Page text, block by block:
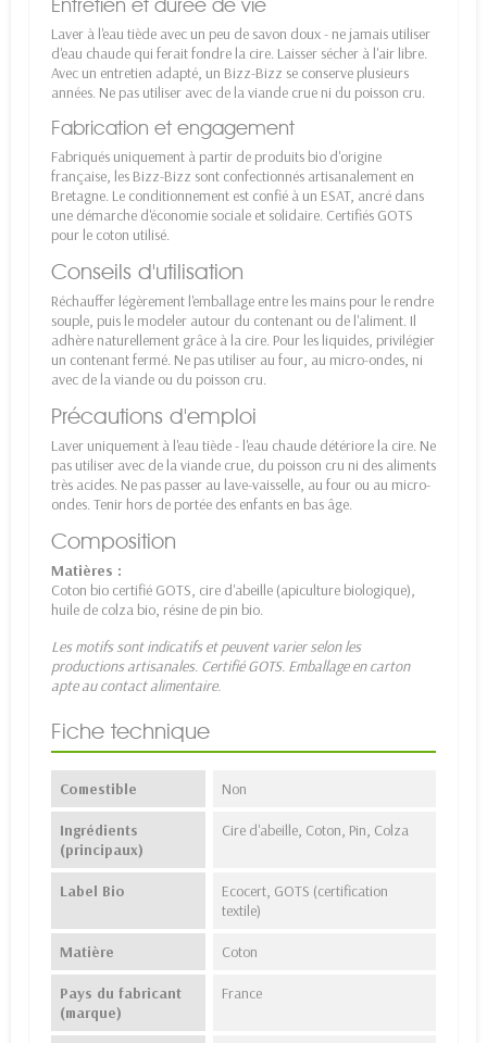
Entretien et durée de vie
Laver à l'eau tiède avec un peu de savon doux - ne jamais utiliser
d'eau chaude qui ferait fondre la cire. Laisser sécher à l'air libre.
Avec un entretien adapté, un Bizz-Bizz se conserve plusieurs
années. Ne pas utiliser avec de la viande crue ni du poisson cru.
Fabrication et engagement
Fabriqués uniquement à partir de produits bio d'origine
française, les Bizz-Bizz sont confectionnés artisanalement en
Bretagne. Le conditionnement est confié à un ESAT, ancré dans
une démarche d'économie sociale et solidaire. Certifiés GOTS
pour le coton utilisé.
Conseils d'utilisation
Réchauffer légèrement l'emballage entre les mains pour le rendre
souple, puis le modeler autour du contenant ou de l'aliment. Il
adhère naturellement grâce à la cire. Pour les liquides, privilégier
un contenant fermé. Ne pas utiliser au four, au micro-ondes, ni
avec de la viande ou du poisson cru.
Précautions d'emploi
Laver uniquement à l'eau tiède - l'eau chaude détériore la cire. Ne
pas utiliser avec de la viande crue, du poisson cru ni des aliments
très acides. Ne pas passer au lave-vaisselle, au four ou au micro-
ondes. Tenir hors de portée des enfants en bas âge.
Composition
Matières :
Coton bio certifié GOTS, cire d'abeille (apiculture biologique),
huile de colza bio, résine de pin bio.
Les motifs sont indicatifs et peuvent varier selon les
productions artisanales. Certifié GOTS. Emballage en carton
apte au contact alimentaire.
Fiche technique
Comestible Non
Ingrédients
(principaux)
Cire d'abeille, Coton, Pin, Colza
Label Bio
Ecocert, GOTS (certification
textile)
Matière Coton
Pays du fabricant
(marque)
France